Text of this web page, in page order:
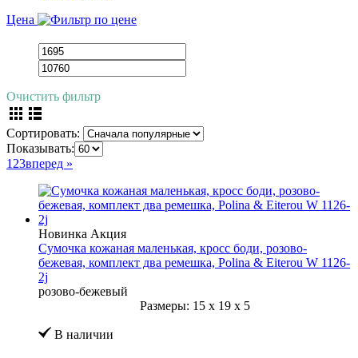
Цена
Очистить фильтр
Сортировать:
Показывать:
1 23вперед »
Новинка Акция
Сумочка кожаная маленькая, кросс боди, розово-
бежевая, комплект два ремешка, Polina & Eiterou W 1126-
2j
розово-бежевый
Размеры: 15 x 19 x 5
В наличии